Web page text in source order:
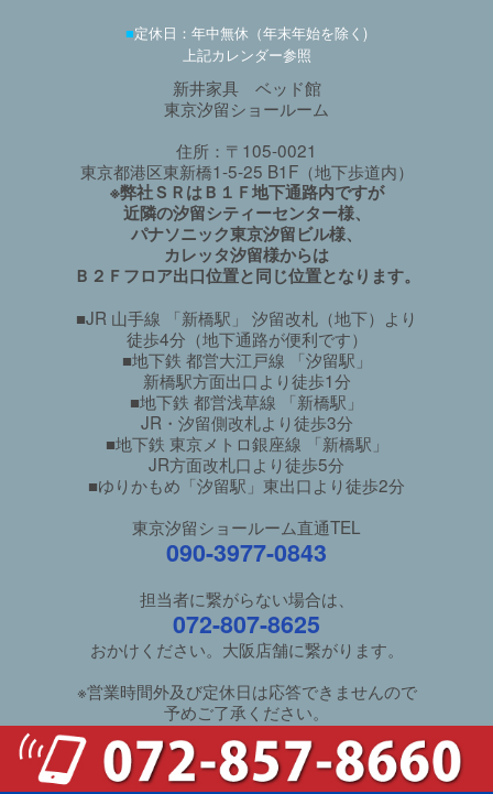
■定休日：年中無休（年末年始を除く)
上記カレンダー参照
新井家具 ベッド館
東京汐留ショールーム
住所：〒105-0021
東京都港区東新橋1-5-25 B1F（地下歩道内）
※弊社ＳＲはＢ１Ｆ地下通路内ですが
近隣の汐留シティーセンター様、
パナソニック東京汐留ビル様、
カレッタ汐留様からは
Ｂ２Ｆフロア出口位置と同じ位置となります。
■JR 山手線 「新橋駅」 汐留改札（地下）より
徒歩4分（地下通路が便利です）
■地下鉄 都営大江戸線 「汐留駅」
新橋駅方面出口より徒歩1分
■地下鉄 都営浅草線 「新橋駅」
JR・汐留側改札より徒歩3分
■地下鉄 東京メトロ銀座線 「新橋駅」
JR方面改札口より徒歩5分
■ゆりかもめ「汐留駅」東出口より徒歩2分
東京汐留ショールーム直通TEL
090-3977-0843
担当者に繋がらない場合は、
072-807-8625
おかけください。大阪店舗に繋がります。
※営業時間外及び定休日は応答できませんので
予めご了承ください。
ご利用ガイド/良くあるご質問